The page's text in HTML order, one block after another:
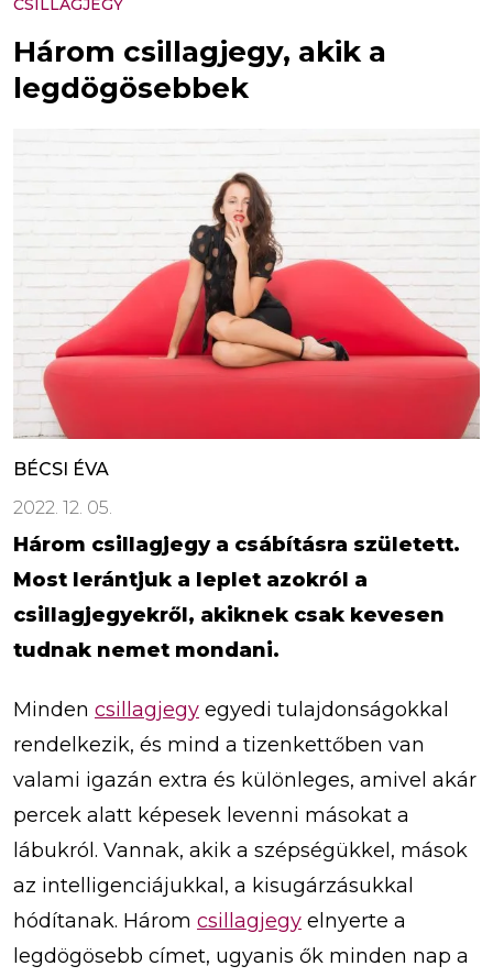
CSILLAGJEGY
Három csillagjegy, akik a
legdögösebbek
BÉCSI ÉVA
2022. 12. 05.
Három csillagjegy a csábításra született.
Most lerántjuk a leplet azokról a
csillagjegyekről, akiknek csak kevesen
tudnak nemet mondani.
Minden csillagjegy egyedi tulajdonságokkal
rendelkezik, és mind a tizenkettőben van
valami igazán extra és különleges, amivel akár
percek alatt képesek levenni másokat a
lábukról. Vannak, akik a szépségükkel, mások
az intelligenciájukkal, a kisugárzásukkal
hódítanak. Három csillagjegy elnyerte a
legdögösebb címet, ugyanis ők minden nap a